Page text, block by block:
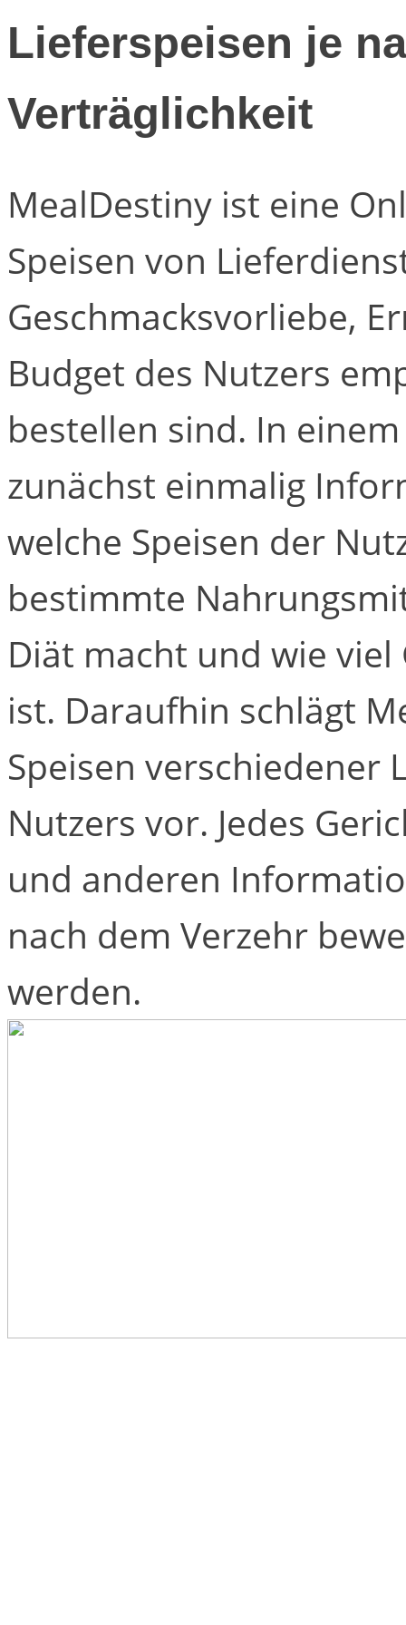
Lieferspeisen je
Verträglichkeit
MealDestiny ist eine
Speisen von
Geschmacksvorliebe,
Budget des Nutzers
bestellen sind. In
zunächst einmalig
welche Speisen der
bestimmte
Diät macht und wie
ist. Daraufhin schlägt
Speisen verschiedener
Nutzers vor. Jedes
und anderen
nach dem Verzehr
werden.